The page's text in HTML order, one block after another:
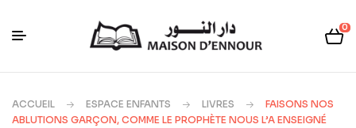
0
ACCUEIL ESPACE ENFANTS LIVRES
FAISONS NOS
ABLUTIONS GARÇON, COMME LE PROPHÈTE NOUS L’A ENSEIGNÉ